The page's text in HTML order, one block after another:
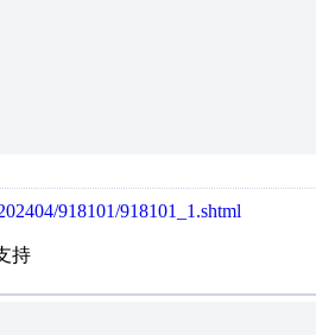
918101/918101_1.shtml
持